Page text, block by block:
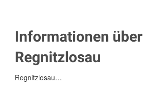
Informationen über
Regnitzlosau
Regnitzlosau…